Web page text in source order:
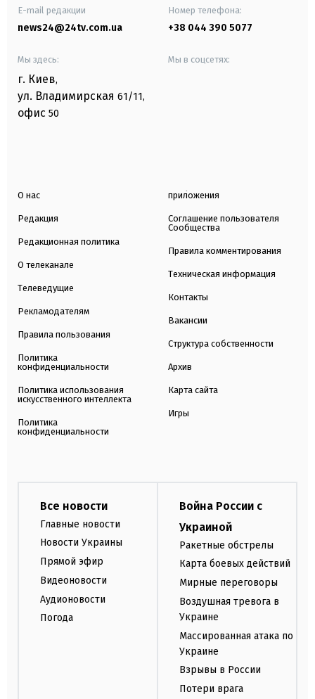
E-mail редакции
news24@24tv.com.ua
Номер телефона:
+38 044 390 5077
Мы здесь:
г. Киев,
ул. Владимирская 61/11,
офис 50
Мы в соцсетях:
О нас
Редакция
Редакционная политика
О телеканале
Телеведущие
Рекламодателям
Правила пользования
Политика
конфиденциальности
Политика использования
искусственного интеллекта
Политика
конфиденциальности
приложения
Соглашение пользователя
Сообщества
Правила комментирования
Техническая информация
Контакты
Вакансии
Структура собственности
Архив
Карта сайта
Игры
Все новости
Главные новости
Новости Украины
Прямой эфир
Видеоновости
Аудионовости
Погода
Война России с
Украиной
Ракетные обстрелы
Карта боевых действий
Мирные переговоры
Воздушная тревога в
Украине
Массированная атака по
Украине
Взрывы в России
Потери врага